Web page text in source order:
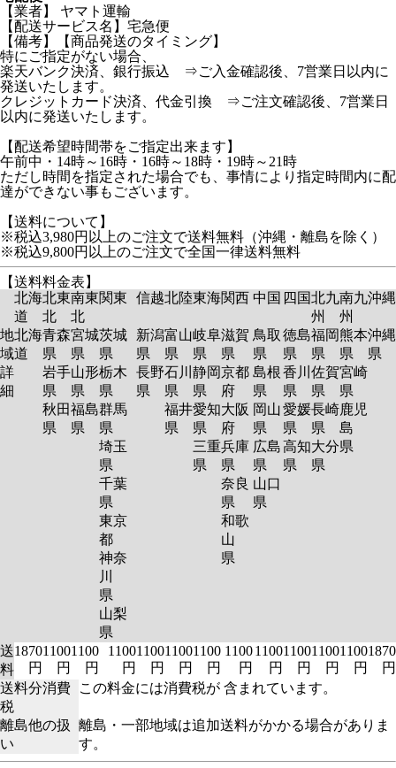
【業者】 ヤマト運輸
【配送サービス名】宅急便
【備考】【商品発送のタイミング】
特にご指定がない場合、
楽天バンク決済、銀行振込 ⇒ご入金確認後、7営業日以内に
発送いたします。
クレジットカード決済、代金引換 ⇒ご注文確認後、7営業日
以内に発送いたします。
【配送希望時間帯をご指定出来ます】
午前中・14時～16時・16時～18時・19時～21時
ただし時間を指定された場合でも、事情により指定時間内に配
達ができない事もございます。
【送料について】
※税込3,980円以上のご注文で送料無料（沖縄・離島を除く）
※税込9,800円以上のご注文で全国一律送料無料
【送料料金表】
北海
道
北東
北
南東
北
関東 信越北陸東海関西 中国 四国北九
州
南九
州
沖縄
地
域
詳
細
北海
道
青森
県
岩手
県
秋田
県
宮城
県
山形
県
福島
県
茨城
県
栃木
県
群馬
県
埼玉
県
千葉
県
東京
都
神奈
川
県
山梨
県
新潟
県
長野
県
富山
県
石川
県
福井
県
岐阜
県
静岡
県
愛知
県
三重
県
滋賀
県
京都
府
大阪
府
兵庫
県
奈良
県
和歌
山
県
鳥取
県
島根
県
岡山
県
広島
県
山口
県
徳島
県
香川
県
愛媛
県
高知
県
福岡
県
佐賀
県
長崎
県
大分
県
熊本
県
宮崎
県
鹿児
島
県
沖縄
県
送
料
1870
円
1100
円
1100
円
1100
円
1100
円
1100
円
1100
円
1100
円
1100
円
1100
円
1100
円
1100
円
1870
円
送料分消費
税
この料金には消費税が 含まれています。
離島他の扱
い
離島・一部地域は追加送料がかかる場合がありま
す。